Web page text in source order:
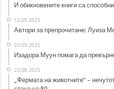
И обикновените книги са
12.09.2025
Автори за препрочитане: Луиза
03.09.2025
Изадора Муун помага да
22.08.2025
„Фермата на животните“ –